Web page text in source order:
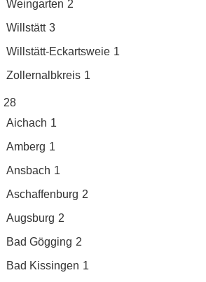
Weingarten 2
Willstätt 3
Willstätt-Eckartsweie 1
Zollernalbkreis 1
28
Aichach 1
Amberg 1
Ansbach 1
Aschaffenburg 2
Augsburg 2
Bad Gögging 2
Bad Kissingen 1